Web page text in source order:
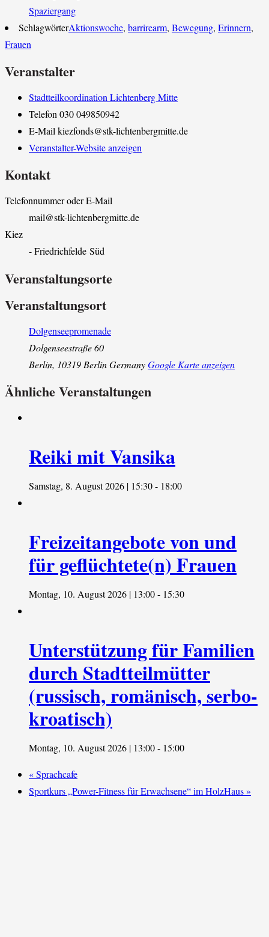
Spaziergang
SchlagwörterAktionswoche, barrirearm, Bewegung, Erinnern,
Frauen
Veranstalter
Stadtteilkoordination Lichtenberg Mitte
Telefon030 049850942
E-Mailkiezfonds@stk-lichtenbergmitte.de
Veranstalter-Website anzeigen
Kontakt
Telefonnummer oder E-Mail
mail@stk-lichtenbergmitte.de
Kiez
- Friedrichfelde Süd
Veranstaltungsorte
Veranstaltungsort
Dolgenseepromenade
Dolgenseestraße 60
Berlin, 10319 BerlinGermanyGoogle Karte anzeigen
Ähnliche Veranstaltungen
Reiki mit Vansika
Samstag, 8. August 2026 | 15:30- 18:00
Freizeitangebote von und
für geflüchtete(n) Frauen
Montag, 10. August 2026 | 13:00- 15:30
Unterstützung für Familien
durch Stadtteilmütter
(russisch, romänisch, serbo-
kroatisch)
Montag, 10. August 2026 | 13:00- 15:00
«Sprachcafe
Sportkurs „Power-Fitness für Erwachsene“ im HolzHaus»